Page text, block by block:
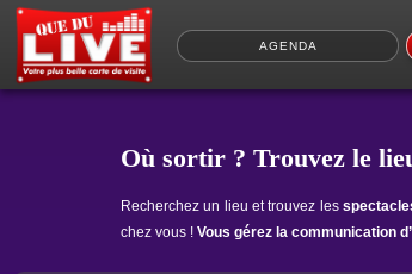
AGENDA
Où sortir ? Trouvez le
Recherchez un lieu et trouvez les
chez vous ! Vous gérez la communication